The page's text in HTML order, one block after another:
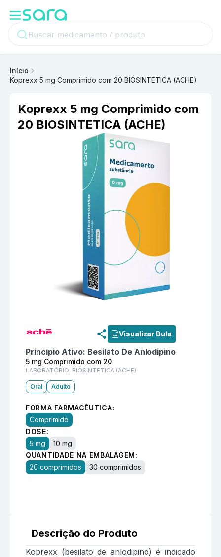
Início
Koprexx 5 mg Comprimido com 20 BIOSINTETICA (ACHE)
Koprexx 5 mg Comprimido com
20 BIOSINTETICA (ACHE)
Visualizar Bula
Princípio Ativo: Besilato De Anlodipino
5 mg Comprimido com 20
LABORATÓRIO: BIOSINTETICA (ACHE)
Oral Adulto
FORMA FARMACÊUTICA:
Comprimido
DOSE:
5 mg
10 mg
QUANTIDADE NA EMBALAGEM:
20 comprimidos
30 comprimidos
Descrição do Produto
Koprexx (besilato de anlodipino) é indicado